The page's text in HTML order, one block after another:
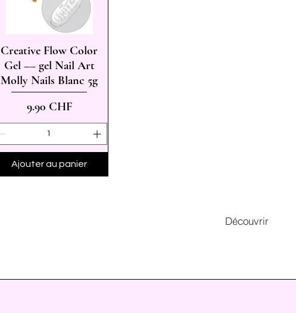
Aperçu rapide
Creative Flow Color
Gel –– gel Nail Art
Molly Nails Blanc 5g
Prix
9.90 CHF
Ajouter au panier
Découvrir